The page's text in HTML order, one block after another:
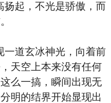
起，不光是骄傲，而
道玄冰神光，向着前
天空上本来没有任何
么一搞，瞬间出现无
明的结界开始显现出